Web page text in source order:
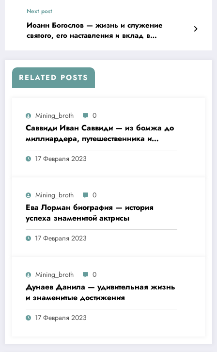
Next post
Иоанн Богослов — жизнь и служение
святого, его наставления и вклад в
RELATED POSTS
Mining_broth 0
Саввиди Иван Саввиди — из бомжа до
миллиардера, путешественника и
футбольного президента —
удивительная биография
17 Февраля 2023
Mining_broth 0
Ева Лорман биография — история
успеха знаменитой актрисы
17 Февраля 2023
Mining_broth 0
Дунаев Данила — удивительная жизнь
и знаменитые достижения
17 Февраля 2023